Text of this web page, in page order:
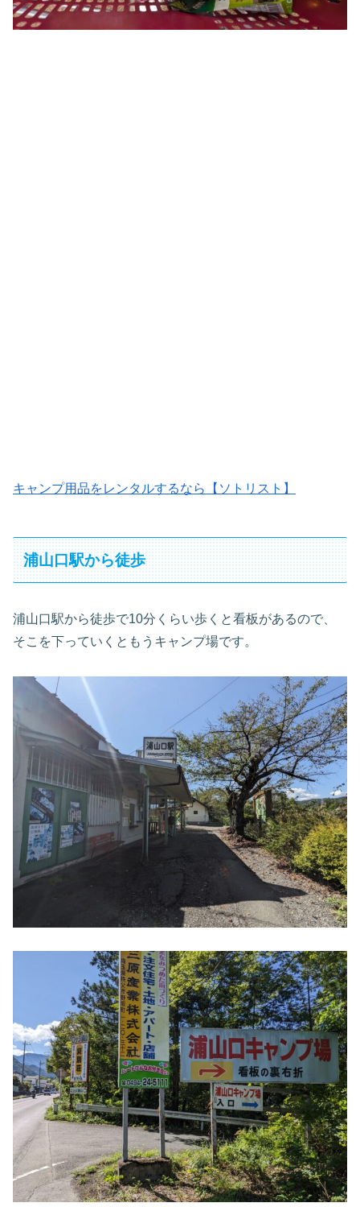
キャンプ用品をレンタルするなら【ソトリスト】
浦山口駅から徒歩
浦山口駅から徒歩で10分くらい歩くと看板があるので、
そこを下っていくともうキャンプ場です。